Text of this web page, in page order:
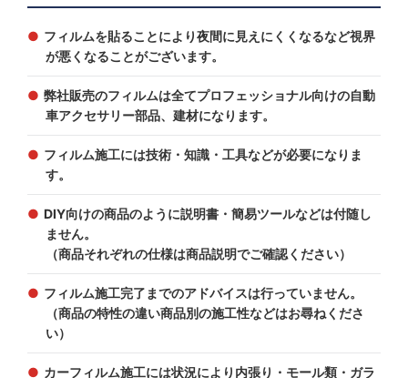
フィルムを貼ることにより夜間に見えにくくなるなど視界
が悪くなることがございます。
弊社販売のフィルムは全てプロフェッショナル向けの自動
車アクセサリー部品、建材になります。
フィルム施工には技術・知識・工具などが必要になりま
す。
DIY向けの商品のように説明書・簡易ツールなどは付随し
ません。
（商品それぞれの仕様は商品説明でご確認ください）
フィルム施工完了までのアドバイスは行っていません。
（商品の特性の違い商品別の施工性などはお尋ねくださ
い）
カーフィルム施工には状況により内張り・モール類・ガラ